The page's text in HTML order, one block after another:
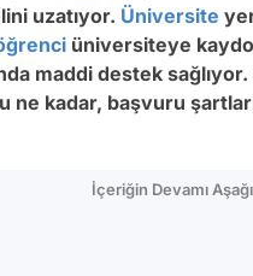
uzatıyor. Üniversite
üniversiteye
maddi destek
ne kadar, başvuru
İçeriğin Devamı